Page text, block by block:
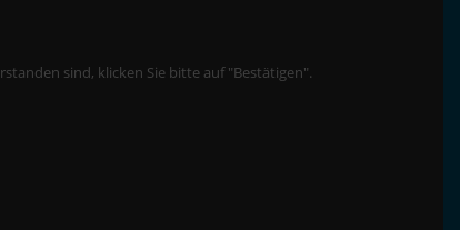
sind, klicken Sie bitte auf "Bestätigen".